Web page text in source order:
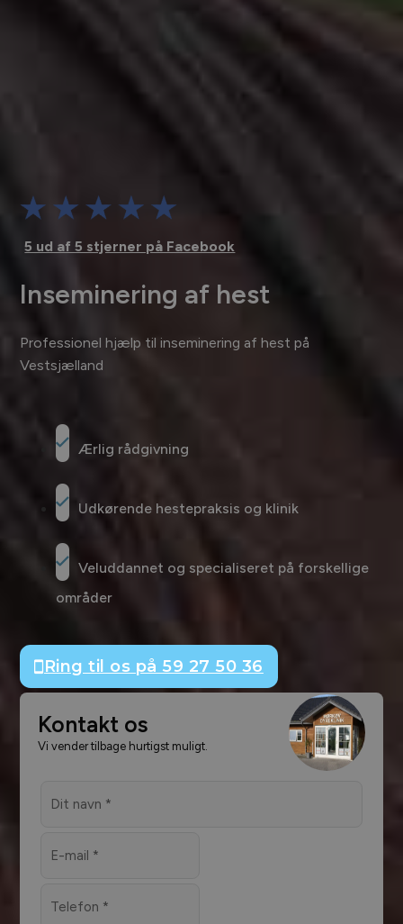
5 ud af 5 stjerner på Facebook
Inseminering af hest
Professionel hjælp til inseminering af hest på
Vestsjælland
Ærlig rådgivning
Udkørende hestepraksis og klinik
Veluddannet og specialiseret på forskellige
områder
Ring til os på 59 27 50 36
Kontakt os
Vi vender tilbage hurtigst muligt.